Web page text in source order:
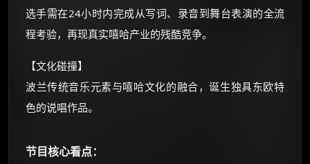
选手需在24小时内完成从写词、录音到舞台表演的全流
程考验，再现真实嘻哈产业的残酷竞争。
【文化碰撞】
波兰传统音乐元素与嘻哈文化的融合，诞生独具东欧特
色的说唱作品。
节目核心看点：